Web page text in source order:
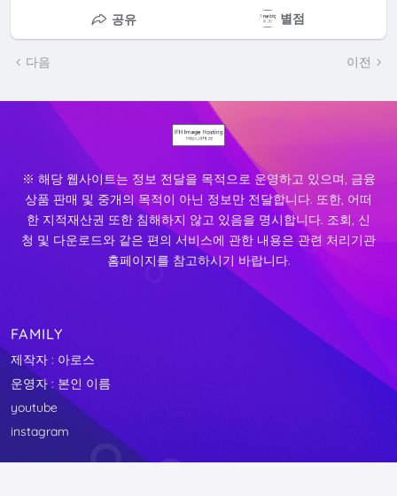
공유
별점
다음 이전
※ 해당 웹사이트는 정보 전달을 목적으로 운영하고 있으며, 금융
상품 판매 및 중개의 목적이 아닌 정보만 전달합니다. 또한, 어떠
한 지적재산권 또한 침해하지 않고 있음을 명시합니다. 조회, 신
청 및 다운로드와 같은 편의 서비스에 관한 내용은 관련 처리기관
홈페이지를 참고하시기 바랍니다.
FAMILY
제작자 : 아로스
운영자 : 본인 이름
youtube
instagram